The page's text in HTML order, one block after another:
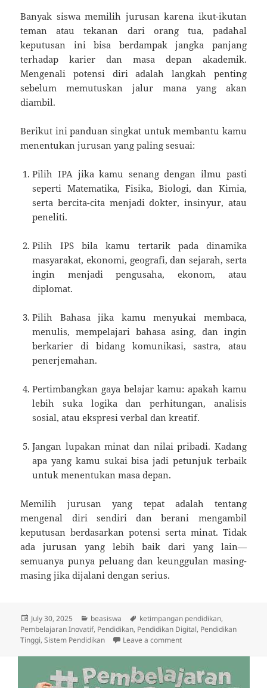
Banyak siswa memilih jurusan karena ikut-ikutan
teman atau tekanan dari orang tua, padahal
keputusan ini bisa berdampak jangka panjang
terhadap karier dan masa depan akademik.
Mengenali potensi diri adalah langkah penting
sebelum memutuskan jalur mana yang akan
diambil.
Berikut ini panduan singkat untuk membantu kamu
menentukan jurusan yang paling sesuai:
Pilih IPA jika kamu senang dengan ilmu pasti
seperti Matematika, Fisika, Biologi, dan Kimia,
serta bercita-cita menjadi dokter, insinyur, atau
peneliti.
Pilih IPS bila kamu tertarik pada dinamika
masyarakat, ekonomi, geografi, dan sejarah, serta
ingin menjadi pengusaha, ekonom, atau
diplomat.
Pilih Bahasa jika kamu menyukai membaca,
menulis, mempelajari bahasa asing, dan ingin
berkarier di bidang komunikasi, sastra, atau
penerjemahan.
Pertimbangkan gaya belajar kamu: apakah kamu
lebih suka logika dan perhitungan, analisis
sosial, atau ekspresi verbal dan kreatif.
Jangan lupakan minat dan nilai pribadi. Kadang
apa yang kamu sukai bisa jadi petunjuk terbaik
untuk menentukan masa depan.
Memilih jurusan yang tepat adalah tentang
mengenal diri sendiri dan berani mengambil
keputusan berdasarkan potensi serta minat. Tidak
ada jurusan yang lebih baik dari yang lain—
semuanya punya peluang dan keunggulan masing-
masing jika dijalani dengan serius.
Posted
on
July 30, 2025 Categories
beasiswa Tags
ketimpangan pendidikan,
Pembelajaran Inovatif, Pendidikan, Pendidikan Digital, Pendidikan
Tinggi,Sistem Pendidikan Leave a commenton Jurusan IPA, IPS,